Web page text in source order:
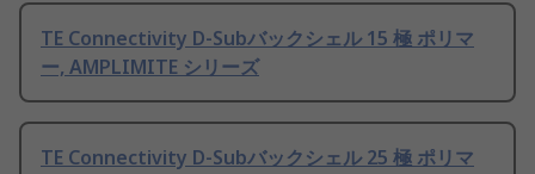
TE Connectivity D-Subバックシェル 15 極 ポリマ
ー, AMPLIMITE シリーズ
TE Connectivity D-Subバックシェル 25 極 ポリマ